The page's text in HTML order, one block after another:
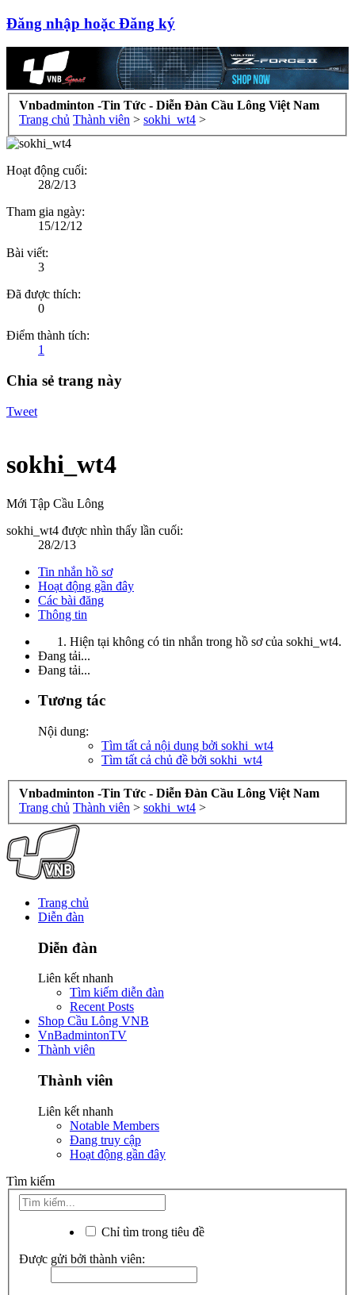
Đăng nhập hoặc Đăng ký
Vnbadminton -Tin Tức - Diễn Đàn Cầu Lông Việt Nam
Trang chủ Thành viên > sokhi_wt4 >
Hoạt động cuối:
28/2/13
Tham gia ngày:
15/12/12
Bài viết:
3
Đã được thích:
0
Điểm thành tích:
1
Chia sẻ trang này
Tweet
sokhi_wt4
Mới Tập Cầu Lông
sokhi_wt4 được nhìn thấy lần cuối:
28/2/13
Tin nhắn hồ sơ
Hoạt động gần đây
Các bài đăng
Thông tin
Hiện tại không có tin nhắn trong hồ sơ của sokhi_wt4.
Đang tải...
Đang tải...
Tương tác
Nội dung:
Tìm tất cả nội dung bởi sokhi_wt4
Tìm tất cả chủ đề bởi sokhi_wt4
Vnbadminton -Tin Tức - Diễn Đàn Cầu Lông Việt Nam
Trang chủ Thành viên > sokhi_wt4 >
Trang chủ
Diễn đàn
Diễn đàn
Liên kết nhanh
Tìm kiếm diễn đàn
Recent Posts
Shop Cầu Lông VNB
VnBadmintonTV
Thành viên
Thành viên
Liên kết nhanh
Notable Members
Đang truy cập
Hoạt động gần đây
Tìm kiếm
Chỉ tìm trong tiêu đề
Được gửi bởi thành viên: